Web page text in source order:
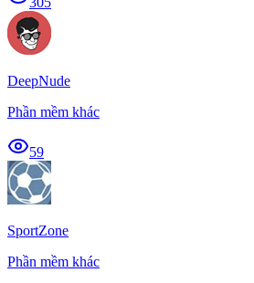
DeepNude
Phần mềm khác
59
SportZone
Phần mềm khác